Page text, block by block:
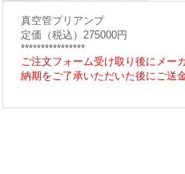
真空管プリアンプ
定価（税込）275000円
****************
ご注文フォーム受け取り後にメー
納期をご了承いただいた後にご送